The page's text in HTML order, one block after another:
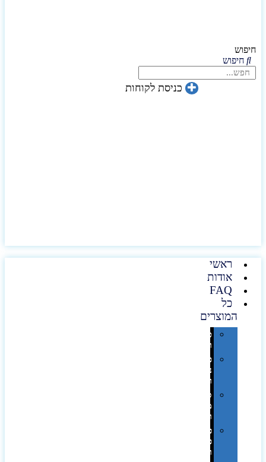
חיפוש
חיפוש
כניסת לקוחות
ראשי
אודות
FAQ
כל
המוצרים
טכנולוגיה
וגאדג'טים
פנאי,
נופש
ונסיעות
סביבת
משרד
ופרימיום
כלים,
פנסים
ורכב